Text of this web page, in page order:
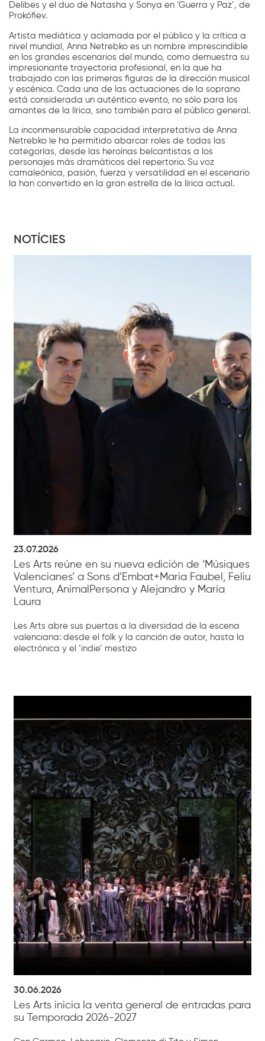
Delibes y el duo de Natasha y Sonya en ‘Guerra y Paz’, de
Prokófiev.
Artista mediática y aclamada por el público y la crítica a
nivel mundial, Anna Netrebko es un nombre imprescindible
en los grandes escenarios del mundo, como demuestra su
impresionante trayectoria profesional, en la que ha
trabajado con las primeras figuras de la dirección musical
y escénica. Cada una de las actuaciones de la soprano
está considerada un auténtico evento, no sólo para los
amantes de la lírica, sino también para el público general.
La inconmensurable capacidad interpretativa de Anna
Netrebko le ha permitido abarcar roles de todas las
categorías, desde las heroínas belcantistas a los
personajes más dramáticos del repertorio. Su voz
camaleónica, pasión, fuerza y versatilidad en el escenario
la han convertido en la gran estrella de la lírica actual.
NOTÍCIES
23.07.2026
Les Arts reúne en su nueva edición de ‘Músiques
Valencianes’ a Sons d’Embat+Maria Faubel, Feliu
Ventura, AnimalPersona y Alejandro y María
Laura
Les Arts abre sus puertas a la diversidad de la escena
valenciana: desde el folk y la canción de autor, hasta la
electrónica y el ‘indie’ mestizo
30.06.2026
Les Arts inicia la venta general de entradas para
su Temporada 2026-2027